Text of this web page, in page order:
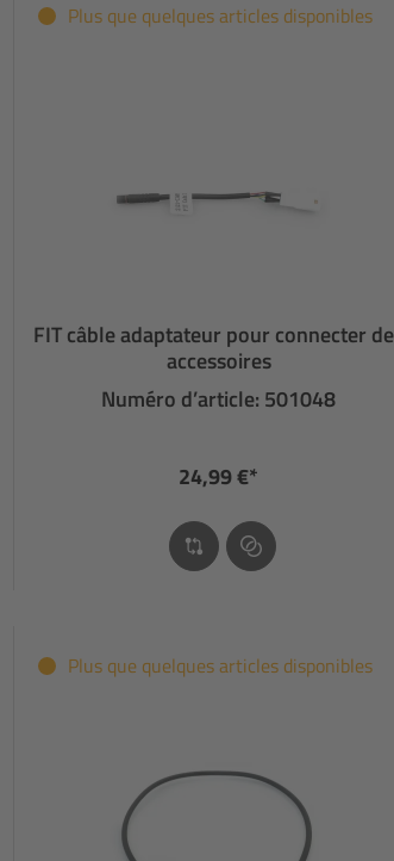
Plus que quelques articles disponibles
FIT câble adaptateur pour connecter
accessoires
Numéro d’article: 501048
24,99 €*
Plus que quelques articles disponibles